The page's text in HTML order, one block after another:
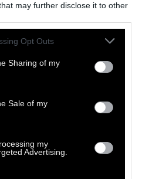
may further disclose it to other
Opt Outs
Sharing of my
Sale of my
my
Advertising.
«25 Μαΐου» (Τρία
Η Κατερίνα Γώγου
του '50 έκανε την
στον κινηματογράφο και
εμφανίστηκε στο θέατρο
Ηλιόπουλου. Το 1977
κέρδισε το
Ρόλου για την ταινία «Το
στροφή της στην ποίηση